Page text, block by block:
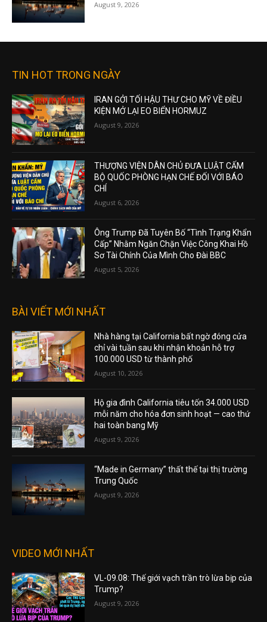
August 9, 2026
TIN HOT TRONG NGÀY
IRAN GỞI TỐI HẬU THƯ CHO MỸ VỀ ĐIỀU
KIỆN MỞ LẠI EO BIỂN HORMUZ
August 9, 2026
THƯỢNG VIỆN DÂN CHỦ ĐƯA LUẬT CẤM
BỘ QUỐC PHÒNG HẠN CHẾ ĐỐI VỚI BÁO
CHÍ
August 6, 2026
Ông Trump Đã Tuyên Bố “Tình Trạng Khẩn
Cấp” Nhằm Ngăn Chặn Việc Công Khai Hồ
Sơ Tài Chính Của Mình Cho Đài BBC
August 5, 2026
BÀI VIẾT MỚI NHẤT
Nhà hàng tại California bất ngờ đóng cửa
chỉ vài tuần sau khi nhận khoản hỗ trợ
100.000 USD từ thành phố
August 10, 2026
Hộ gia đình California tiêu tốn 34.000 USD
mỗi năm cho hóa đơn sinh hoạt — cao thứ
hai toàn bang Mỹ
August 9, 2026
“Made in Germany” thất thế tại thị trường
Trung Quốc
August 9, 2026
VIDEO MỚI NHẤT
VL-09.08: Thế giới vạch trần trò lừa bịp của
Trump?
August 9, 2026